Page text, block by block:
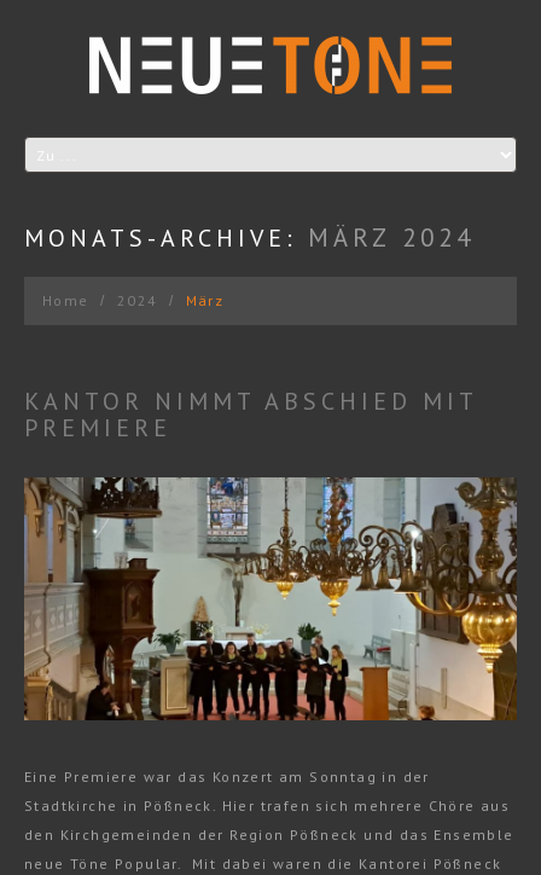
MONATS-ARCHIVE: MÄRZ 2024
Home 2024 März
KANTOR NIMMT ABSCHIED MIT
PREMIERE
Eine Premiere war das Konzert am Sonntag in der
Stadtkirche in Pößneck. Hier trafen sich mehrere Chöre aus
den Kirchgemeinden der Region Pößneck und das Ensemble
neue Töne Popular. Mit dabei waren die Kantorei Pößneck